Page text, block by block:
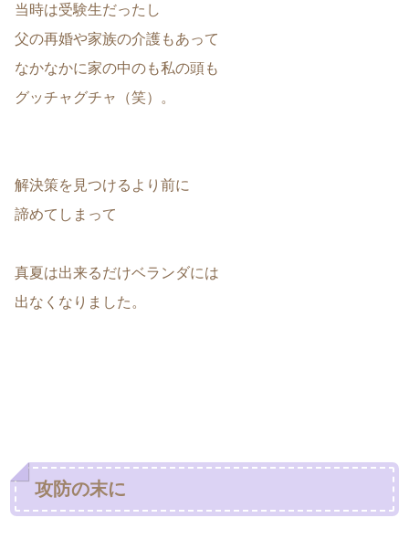
当時は受験生だったし
父の再婚や家族の介護もあって
なかなかに家の中のも私の頭も
グッチャグチャ（笑）。
解決策を見つけるより前に
諦めてしまって
真夏は出来るだけベランダには
出なくなりました。
攻防の末に